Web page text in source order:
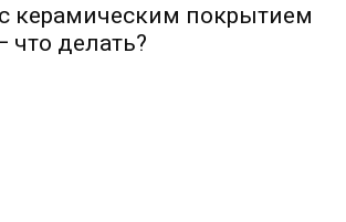
керамическим покрытием
что делать?